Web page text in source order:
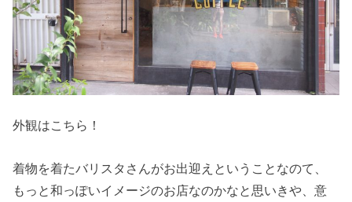
外観はこちら！
着物を着たバリスタさんがお出迎えということなのて、
もっと和っぽいイメージのお店なのかなと思いきや、意